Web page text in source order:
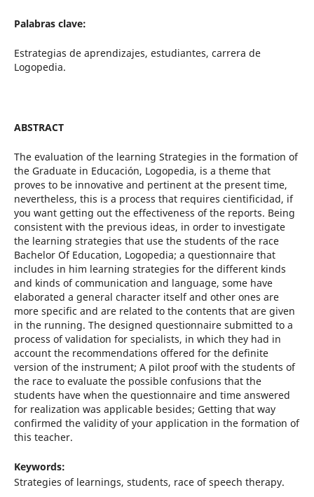
Palabras clave:
Estrategias de aprendizajes, estudiantes, carrera de
Logopedia.
ABSTRACT
The evaluation of the learning Strategies in the formation of
the Graduate in Educación, Logopedia, is a theme that
proves to be innovative and pertinent at the present time,
nevertheless, this is a process that requires cientificidad, if
you want getting out the effectiveness of the reports. Being
consistent with the previous ideas, in order to investigate
the learning strategies that use the students of the race
Bachelor Of Education, Logopedia; a questionnaire that
includes in him learning strategies for the different kinds
and kinds of communication and language, some have
elaborated a general character itself and other ones are
more specific and are related to the contents that are given
in the running. The designed questionnaire submitted to a
process of validation for specialists, in which they had in
account the recommendations offered for the definite
version of the instrument; A pilot proof with the students of
the race to evaluate the possible confusions that the
students have when the questionnaire and time answered
for realization was applicable besides; Getting that way
confirmed the validity of your application in the formation of
this teacher.
Keywords:
Strategies of learnings, students, race of speech therapy.